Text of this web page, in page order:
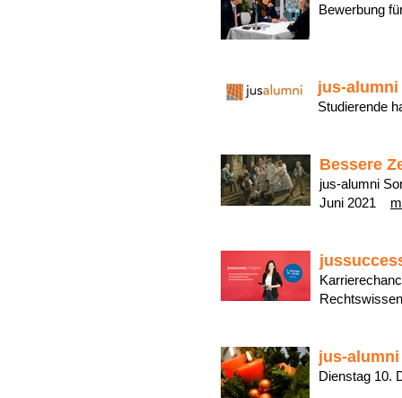
Bewerbung
jus-
Studierende
Bessere
jus-alumni
Juni 2021
jus-
Dienstag